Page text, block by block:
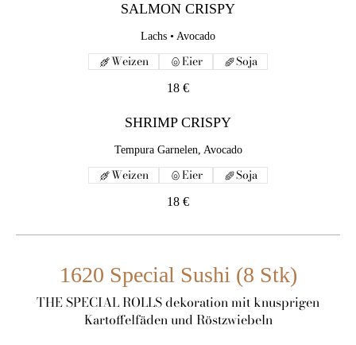
SALMON CRISPY
Lachs • Avocado
18 €
Weizen Eier Soja
SHRIMP CRISPY
Tempura Garnelen, Avocado
18 €
Weizen Eier Soja
1620 Special Sushi (8 Stk)
THE SPECIAL ROLLS dekoration mit knusprigen
Kartoffelfäden und Röstzwiebeln